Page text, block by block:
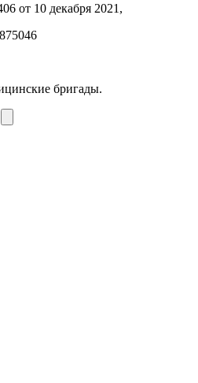
от 10 декабря 2021,
бригады.